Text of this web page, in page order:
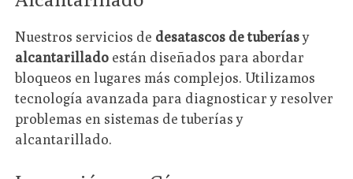
Nuestros servicios de desatascos de tuberíasy
alcantarillado están diseñados para abordar
bloqueos en lugares más complejos. Utilizamos
tecnología avanzada para diagnosticar y resolver
problemas en sistemas de tuberías y
alcantarillado.